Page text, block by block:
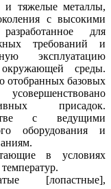
и тяжелые металлы,
с высокими
для
требований и
эксплуатацию
среды.
отобранных базовых
присадок.
с ведущими
оборудования и
в условиях
[лопастные],